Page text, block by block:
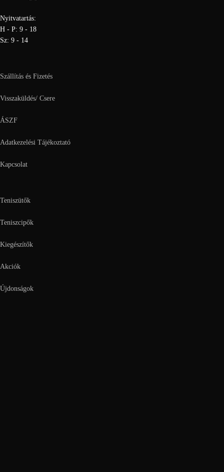
Nyitvatartás:
H - P: 9 - 18
Sz: 9 - 14
Szállítás és Fizetés
Visszaküldés/ Csere
ÁSZF
Adatkezelési Tájékoztató
Kapcsolat
Teniszütők
Teniszcipők
Kiegészítők
Akciók
Újdonságok